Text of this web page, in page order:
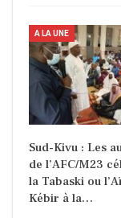
A LA UNE
Sud-Kivu : Les
de l’AFC/M23
la Tabaski ou
Kébir à la…